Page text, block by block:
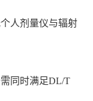
人剂量仪与辐射
同时满足DL/T